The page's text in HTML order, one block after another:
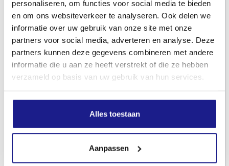
personaliseren, om functies voor social media te bieden
en om ons websiteverkeer te analyseren. Ook delen we
informatie over uw gebruik van onze site met onze
partners voor social media, adverteren en analyse. Deze
partners kunnen deze gegevens combineren met andere
informatie die u aan ze heeft verstrekt of die ze hebben
verzameld op basis van uw gebruik van hun services.
Alles toestaan
Aanpassen
AK 20 accu